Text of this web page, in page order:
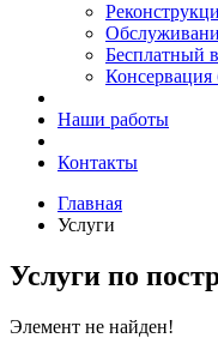
Бесплатный
Консервация
Наши работы
Контакты
Главная
Услуги
Услуги по
Элемент не найден!